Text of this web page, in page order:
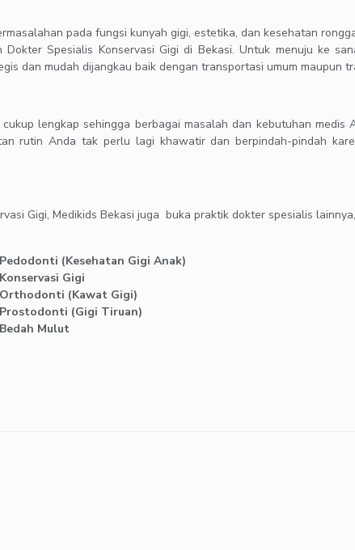
pada fungsi kunyah gigi, estetika, dan kesehatan
Dokter Spesialis Konservasi Gigi di Bekasi. Untuk menuju ke
dan mudah dijangkau baik dengan transportasi umum maupun
lengkap sehingga berbagai masalah dan kebutuhan medis
rutin Anda tak perlu lagi khawatir dan berpindah-pindah
Gigi, Medikids Bekasi juga buka praktik dokter spesialis
(Kesehatan Gigi Anak)
Gigi
(Kawat Gigi)
(Gigi Tiruan)
Mulut